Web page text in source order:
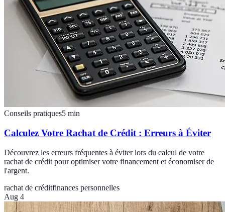
Conseils pratiques5 min
Calculez Votre Rachat de Crédit : Erreurs à Éviter
Découvrez les erreurs fréquentes à éviter lors du calcul de votre
rachat de crédit pour optimiser votre financement et économiser de
l'argent.
rachat de créditfinances personnelles
Aug 4